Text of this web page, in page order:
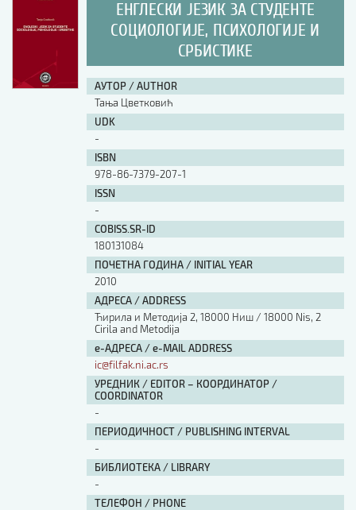
ЕНГЛЕСКИ ЈЕЗИК ЗА СТУДЕНТЕ
СОЦИОЛОГИЈЕ, ПСИХОЛОГИЈЕ И
СРБИСТИКЕ
АУТОР / AUTHOR
Тања Цветковић
UDK
-
ISBN
978-86-7379-207-1
ISSN
-
COBISS.SR-ID
180131084
ПОЧЕТНА ГОДИНА / INITIAL YEAR
2010
АДРЕСА / ADDRESS
Ћирила и Методија 2, 18000 Ниш / 18000 Nis, 2
Cirila and Metodija
е-АДРЕСА / e-MAIL ADDRESS
ic@filfak.ni.ac.rs
УРЕДНИК / EDITOR – КООРДИНАТОР /
COORDINATOR
-
ПЕРИОДИЧНОСТ / PUBLISHING INTERVAL
-
БИБЛИОТЕКА / LIBRARY
-
ТЕЛЕФОН / PHONE